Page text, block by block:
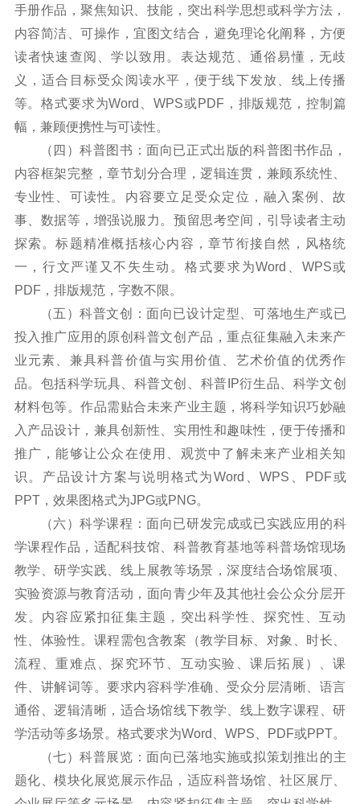
手册作品，聚焦知识、技能，突出科学思想或科学方法，
内容简洁、可操作，宜图文结合，避免理论化阐释，方便
读者快速查阅、学以致用。表达规范、通俗易懂，无歧
义，适合目标受众阅读水平，便于线下发放、线上传播
等。格式要求为Word、WPS或PDF，排版规范，控制篇
幅，兼顾便携性与可读性。
（四）科普图书：面向已正式出版的科普图书作品，
内容框架完整，章节划分合理，逻辑连贯，兼顾系统性、
专业性、可读性。内容要立足受众定位，融入案例、故
事、数据等，增强说服力。预留思考空间，引导读者主动
探索。标题精准概括核心内容，章节衔接自然，风格统
一，行文严谨又不失生动。格式要求为Word、WPS或
PDF，排版规范，字数不限。
（五）科普文创：面向已设计定型、可落地生产或已
投入推广应用的原创科普文创产品，重点征集融入未来产
业元素、兼具科普价值与实用价值、艺术价值的优秀作
品。包括科学玩具、科普文创、科普IP衍生品、科学文创
材料包等。作品需贴合未来产业主题，将科学知识巧妙融
入产品设计，兼具创新性、实用性和趣味性，便于传播和
推广，能够让公众在使用、观赏中了解未来产业相关知
识。产品设计方案与说明格式为Word、WPS、PDF或
PPT，效果图格式为JPG或PNG。
（六）科学课程：面向已研发完成或已实践应用的科
学课程作品，适配科技馆、科普教育基地等科普场馆现场
教学、研学实践、线上展教等场景，深度结合场馆展项、
实验资源与教育活动，面向青少年及其他社会公众分层开
发。内容应紧扣征集主题，突出科学性、探究性、互动
性、体验性。课程需包含教案（教学目标、对象、时长、
流程、重难点、探究环节、互动实验、课后拓展）、课
件、讲解词等。要求内容科学准确、受众分层清晰、语言
通俗、逻辑清晰，适合场馆线下教学、线上数字课程、研
学活动等多场景。格式要求为Word、WPS、PDF或PPT。
（七）科普展览：面向已落地实施或拟策划推出的主
题化、模块化展览展示作品，适应科普场馆、社区展厅、